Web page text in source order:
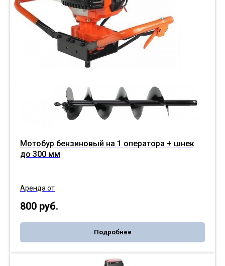
Мотобур бензиновый на 1 оператора + шнек
до 300 мм
Аренда от
800 руб.
Подробнее